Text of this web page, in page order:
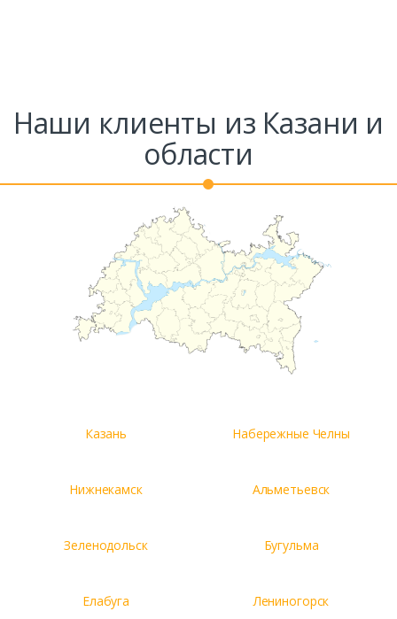
Наши клиенты из Казани и
области
Казань Набережные Челны
Нижнекамск Альметьевск
Зеленодольск Бугульма
Елабуга Лениногорск